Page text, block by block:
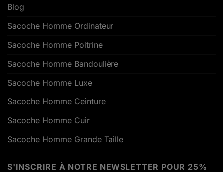
Blog
Sacoche Homme Ordinateur
Sacoche Homme Poitrine
Sacoche Homme Bandoulière
Sacoche Homme Luxe
Sacoche Homme Ceinture
Sacoche Homme Cuir
Sacoche Homme Grande Taille
S'INSCRIRE À NOTRE NEWSLETTER POUR 25%